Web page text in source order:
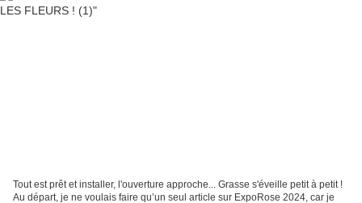
Tout est prêt et installer, l'ouverture approche... Grasse s'éveille petit à petit !
Au départ, je ne voulais faire qu’un seul article sur ExpoRose 2024, car je